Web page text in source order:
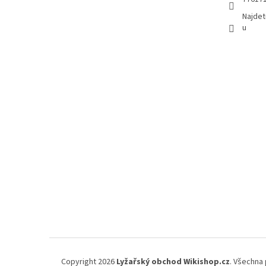
u
Copyright 2026 Lyžařský obchod Wikishop.cz.